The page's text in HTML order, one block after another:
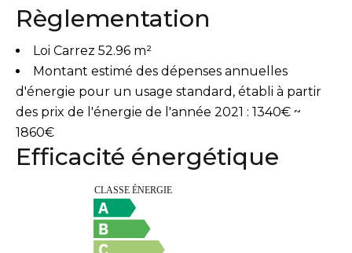
Règlementation
Loi Carrez 52.96 m²
Montant estimé des dépenses annuelles
d'énergie pour un usage standard, établi à partir
des prix de l'énergie de l'année 2021 : 1340€ ~
1860€
Efficacité énergétique